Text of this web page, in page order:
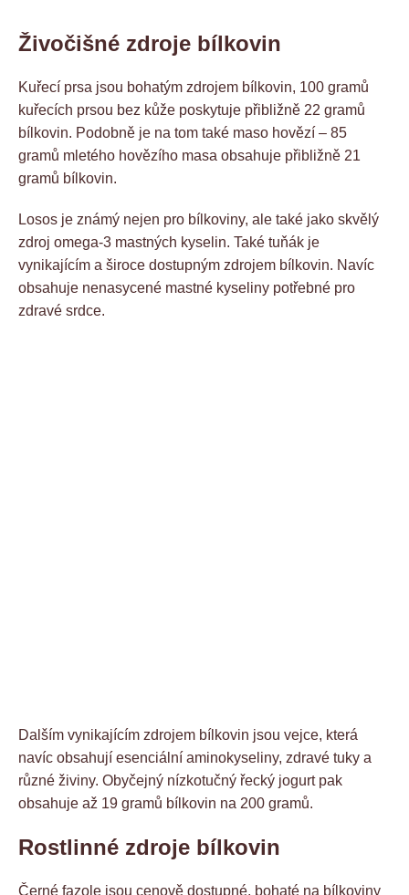
Živočišné zdroje bílkovin
Kuřecí prsa jsou bohatým zdrojem bílkovin, 100 gramů
kuřecích prsou bez kůže poskytuje přibližně 22 gramů
bílkovin. Podobně je na tom také maso hovězí – 85
gramů mletého hovězího masa obsahuje přibližně 21
gramů bílkovin.
Losos je známý nejen pro bílkoviny, ale také jako skvělý
zdroj omega-3 mastných kyselin. Také tuňák je
vynikajícím a široce dostupným zdrojem bílkovin. Navíc
obsahuje nenasycené mastné kyseliny potřebné pro
zdravé srdce.
Dalším vynikajícím zdrojem bílkovin jsou vejce, která
navíc obsahují esenciální aminokyseliny, zdravé tuky a
různé živiny. Obyčejný nízkotučný řecký jogurt pak
obsahuje až 19 gramů bílkovin na 200 gramů.
Rostlinné zdroje bílkovin
Černé fazole jsou cenově dostupné, bohaté na bílkoviny